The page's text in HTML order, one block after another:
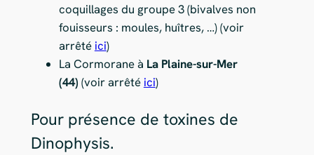
coquillages du groupe 3 (bivalves non
fouisseurs : moules, huîtres, …) (voir
arrêté ici)
La Cormorane à La Plaine-sur-Mer
(44) (voir arrêté ici)
Pour présence de toxines de
Dinophysis.